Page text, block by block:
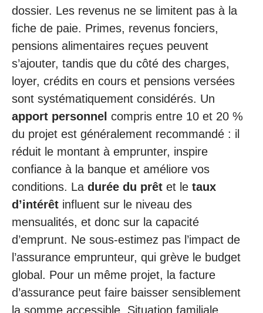
dossier. Les revenus ne se limitent pas à la
fiche de paie. Primes, revenus fonciers,
pensions alimentaires reçues peuvent
s’ajouter, tandis que du côté des charges,
loyer, crédits en cours et pensions versées
sont systématiquement considérés. Un
apport personnel compris entre 10 et 20 %
du projet est généralement recommandé : il
réduit le montant à emprunter, inspire
confiance à la banque et améliore vos
conditions. La durée du prêt et le taux
d’intérêt influent sur le niveau des
mensualités, et donc sur la capacité
d’emprunt. Ne sous-estimez pas l’impact de
l’assurance emprunteur, qui grève le budget
global. Pour un même projet, la facture
d’assurance peut faire baisser sensiblement
la somme accessible. Situation familiale,